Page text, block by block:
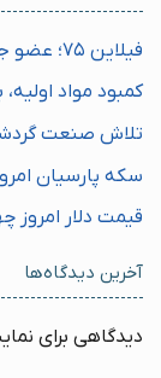
فیلاین ۷۵؛ عضو جدید خانواده شایر رونمایی شد
کمبود مواد
تلاش صنعت
سکه پارسیان امروز
قیمت دلار امروز
آخرین دیدگاه‌ها
دیدگاهی برای